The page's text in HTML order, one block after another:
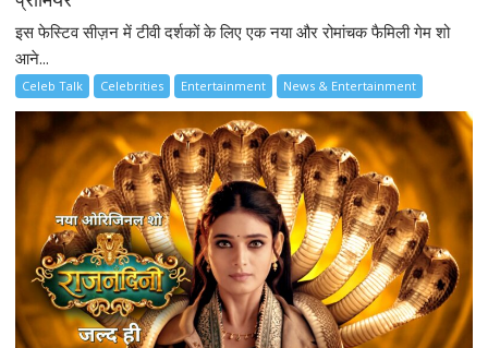
इस फेस्टिव सीज़न में टीवी दर्शकों के लिए एक नया और रोमांचक फैमिली गेम शो
आने...
Celeb Talk Celebrities Entertainment News & Entertainment